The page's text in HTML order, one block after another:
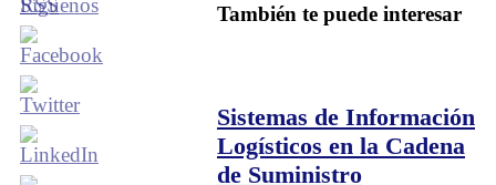
También te puede interesar
Sistemas de Información
Logísticos en la Cadena
de Suministro